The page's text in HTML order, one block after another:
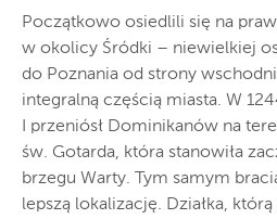
Początkowo osiedlili się na
w okolicy Śródki – niewielkiej
do Poznania od strony
integralną częścią miasta. W
I przeniósł Dominikanów na
św. Gotarda, która stanowiła
brzegu Warty. Tym samym
lepszą lokalizację. Działka,